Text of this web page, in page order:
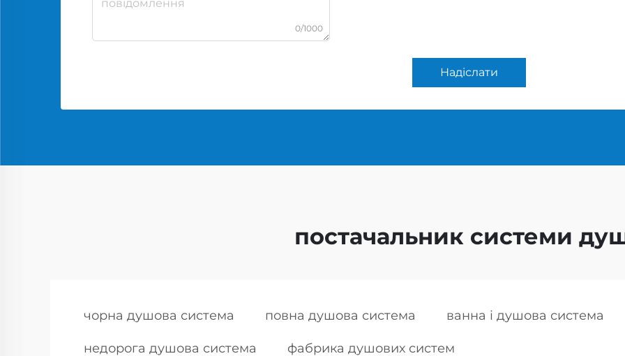
0/1000
Надіслати
постачальник системи
чорна душова система повна душова система ванна і душова система
недорога душова система фабрика душових систем